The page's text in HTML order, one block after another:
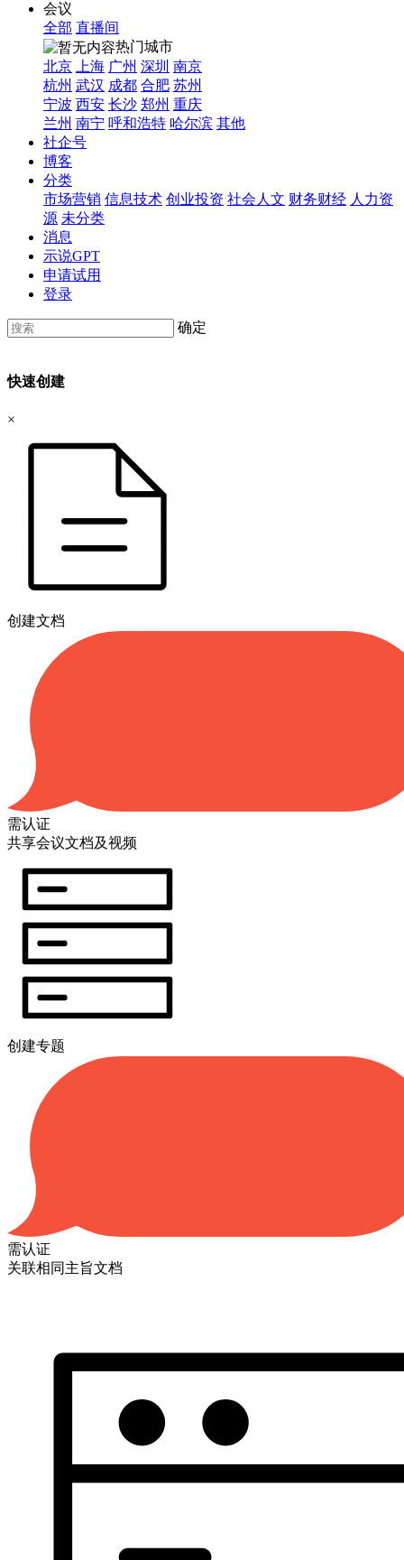
会议
全部 直播间
热门城市
北京
上海 广州 深圳 南京
杭州 武汉 成都 合肥 苏州
宁波 西安 长沙 郑州 重庆
兰州 南宁 呼和浩特 哈尔滨 其他
社企号
博客
分类
市场营销 信息技术 创业投资 社会人文 财务财经 人力资
源 未分类
消息
示说GPT
申请试用
登录
确定
快速创建
×
创建文档
需认证
共享会议文档及视频
创建专题
需认证
关联相同主旨文档